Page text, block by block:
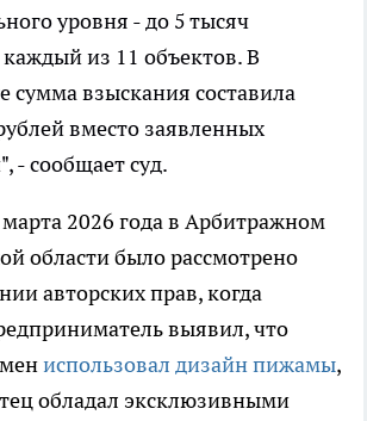
уровня - до 5 тысяч
каждый из 11 объектов. В
сумма взыскания составила
вместо заявленных
- сообщает суд.
2026 года в Арбитражном
области было рассмотрено
авторских прав, когда
выявил, что
использовал дизайн пижамы,
обладал эксклюзивными